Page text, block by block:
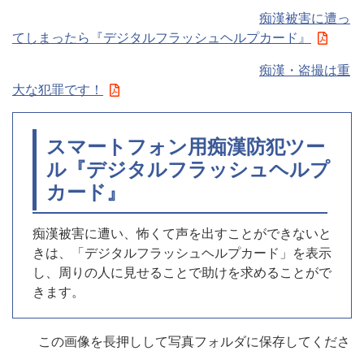
痴漢被害に遭っ
てしまったら『デジタルフラッシュヘルプカード』
痴漢・盗撮は重
大な犯罪です！
スマートフォン用痴漢防犯ツー
ル『デジタルフラッシュヘルプ
カード』
痴漢被害に遭い、怖くて声を出すことができないと
きは、「デジタルフラッシュヘルプカード」を表示
し、周りの人に見せることで助けを求めることがで
きます。
この画像を長押しして写真フォルダに保存してくださ